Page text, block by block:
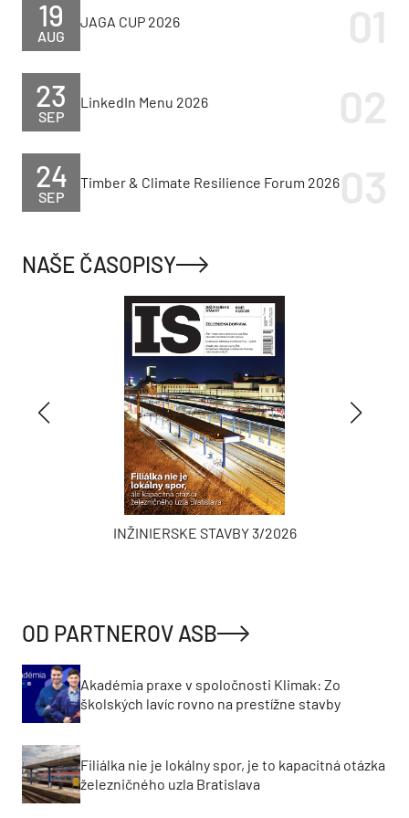
AUG
19 JAGA CUP 2026
SEP
23 LinkedIn Menu 2026
SEP
24 Timber & Climate Resilience Forum 2026
NAŠE ČASOPISY
INŽINIERSKE STAVBY 3/2026
OD PARTNEROV ASB
Akadémia praxe v spoločnosti Klimak: Zo
školských lavíc rovno na prestížne stavby
Filiálka nie je lokálny spor, je to kapacitná otázka
železničného uzla Bratislava